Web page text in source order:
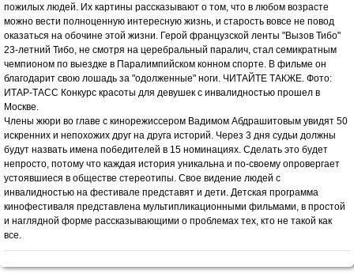
пожилых людей. Их картины рассказывают о том, что в любом возрасте
можно вести полноценную интересную жизнь, и старость вовсе не повод
оказаться на обочине этой жизни. Герой французской ленты "Вызов Тибо"
23-летний Тибо, не смотря на церебральный паралич, стал семикратным
чемпионом по выездке в Паралимпийском конном спорте. В фильме он
благодарит свою лошадь за "одолженные" ноги. ЧИТАЙТЕ ТАКЖЕ. Фото:
ИТАР-ТАСС Конкурс красоты для девушек с инвалидностью прошел в
Москве.
Члены жюри во главе с кинорежиссером Вадимом Абдрашитовым увидят 50
искренних и непохожих друг на друга историй. Через 3 дня судьи должны
будут назвать имена победителей в 15 номинациях. Сделать это будет
непросто, потому что каждая история уникальна и по-своему опровергает
устоявшиеся в обществе стереотипы. Свое видение людей с
инвалидностью на фестивале представят и дети. Детская программа
кинофестиваля представлена мультипликационными фильмами, в простой
и наглядной форме рассказывающими о проблемах тех, кто не такой как
все.